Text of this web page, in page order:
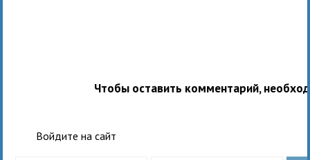
Чтобы оставить комментарий,
Войдите на сайт